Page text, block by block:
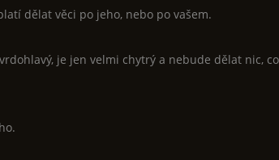
dělat věci po jeho, nebo po vašem.
je jen velmi chytrý a nebude dělat nic,